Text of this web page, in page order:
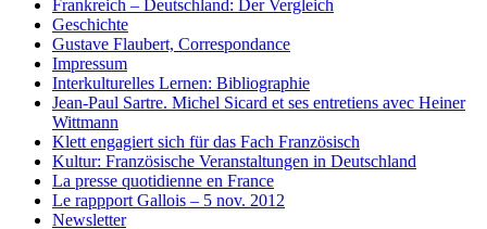
Frankreich – Deutschland: Der Vergleich
Geschichte
Gustave Flaubert, Correspondance
Impressum
Interkulturelles Lernen: Bibliographie
Jean-Paul Sartre. Michel Sicard et ses entretiens avec Heiner
Wittmann
Klett engagiert sich für das Fach Französisch
Kultur: Französische Veranstaltungen in Deutschland
La presse quotidienne en France
Le rappport Gallois – 5 nov. 2012
Newsletter